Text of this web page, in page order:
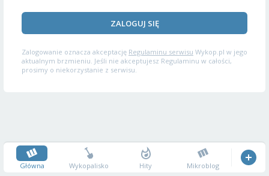
ZALOGUJ SIĘ
Zalogowanie oznacza akceptację Regulaminu serwisu Wykop.pl w jego
aktualnym brzmieniu. Jeśli nie akceptujesz Regulaminu w całości,
prosimy o niekorzystanie z serwisu.
Główna Wykopalisko Hity Mikroblog